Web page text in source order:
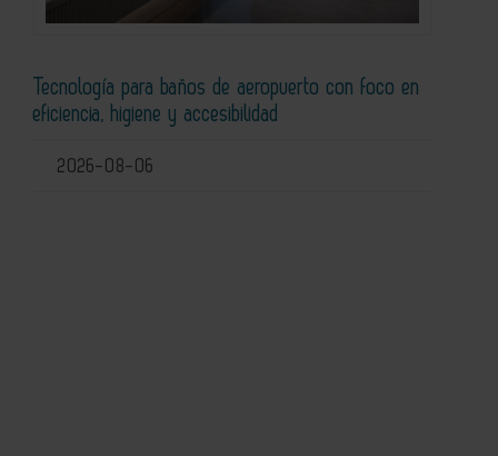
Tecnología para baños de aeropuerto con foco en
eficiencia, higiene y accesibilidad
2026-08-06